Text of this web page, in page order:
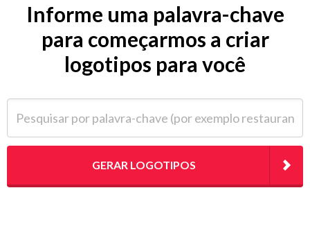
Informe uma palavra-chave
para começarmos a criar
logotipos para você
GERAR LOGOTIPOS